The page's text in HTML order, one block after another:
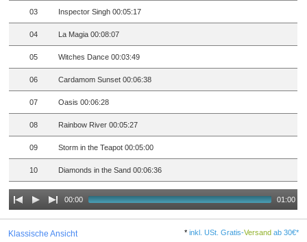
03 Inspector Singh 00:05:17
04 La Magia 00:08:07
05 Witches Dance 00:03:49
06 Cardamom Sunset 00:06:38
07 Oasis 00:06:28
08 Rainbow River 00:05:27
09 Storm in the Teapot 00:05:00
10 Diamonds in the Sand 00:06:36
00:00 01:00
Klassische Ansicht *inkl. USt. Gratis-Versand ab 30€*